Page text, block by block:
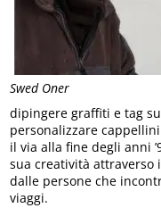
Swed Oner
dipingere graffiti e tag
personalizzare
il via alla fine degli anni
sua creatività attraverso
dalle persone che
viaggi.